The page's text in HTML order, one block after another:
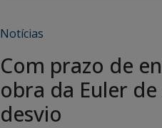
Notícias
Com prazo de
obra da Euler
desvio